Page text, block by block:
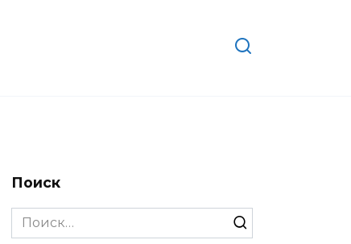
Поиск
Search
for: